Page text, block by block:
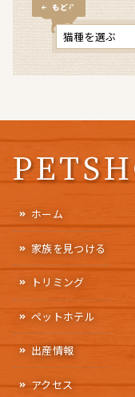
もどる
ホーム
家族を見つける
トリミング
ペットホテル
出産情報
アクセス